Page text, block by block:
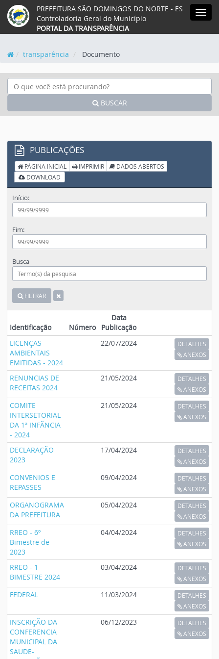
Acessar o mapa do site
Ação para aumentar tamanho da fonte
Ação para diminuir tamaho da fonte
Ação para aplicar auto
Acessar página sobre
Acessar página
Acessar página
Acessar
PREFEITURA SÃO DOMINGOS DO NORTE - ES
Controladoria Geral do Município
PORTAL DA TRANSPARÊNCIA
transparência Documento
BUSCAR
PUBLICAÇÕES
PÁGINA INICIAL IMPRIMIR
DADOS ABERTOS
DOWNLOAD
Início:
Fim:
Busca
FILTRAR
Identificação Número
Data
Publicação
LICENÇAS
AMBIENTAIS
EMITIDAS - 2024
22/07/2024
DETALHES
ANEXOS
RENUNCIAS DE
RECEITAS 2024
21/05/2024
DETALHES
ANEXOS
COMITE
INTERSETORIAL
DA 1ª INFÃNCIA
- 2024
21/05/2024
DETALHES
ANEXOS
DECLARAÇÃO
2023
17/04/2024
DETALHES
ANEXOS
CONVENIOS E
REPASSES
09/04/2024
DETALHES
ANEXOS
ORGANOGRAMA
DA PREFEITURA
05/04/2024
DETALHES
ANEXOS
RREO - 6º
Bimestre de
2023
04/04/2024
DETALHES
ANEXOS
RREO - 1
BIMESTRE 2024
03/04/2024
DETALHES
ANEXOS
FEDERAL 11/03/2024
DETALHES
ANEXOS
INSCRIÇÃO DA
CONFERENCIA
MUNICIPAL DA
SAUDE-
06/12/2023
DETALHES
ANEXOS